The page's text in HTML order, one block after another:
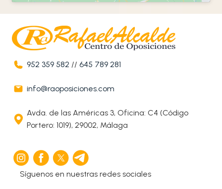
952 359 582 //645 789 281
info@raoposiciones.com
Avda. de las Américas 3, Oficina: C4 (Código
Portero: 1019), 29002, Málaga
Síguenos en nuestras redes sociales